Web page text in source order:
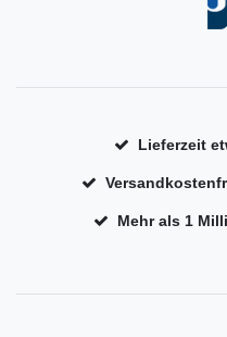
Lieferzeit
Mehr als 1